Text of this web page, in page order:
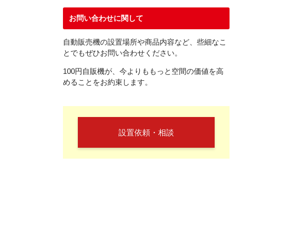
お問い合わせに関して
自動販売機の設置場所や商品内容など、些細なこ
とでもぜひお問い合わせください。
100円自販機が、今よりももっと空間の価値を高
めることをお約束します。
設置依頼・相談